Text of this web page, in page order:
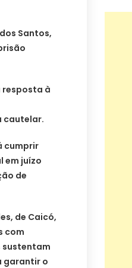
Santos,
à
cautelar.
cumprir
em juízo
de
de Caicó,
com
sustentam
garantir o